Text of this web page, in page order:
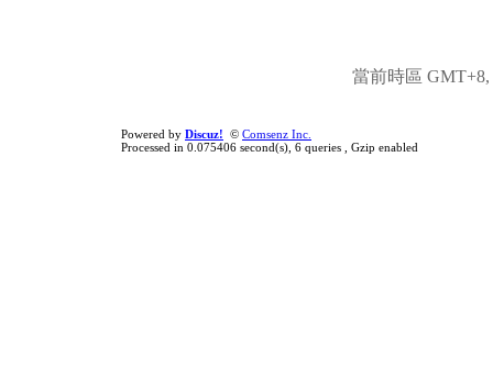
當前時區 GMT+8,
Powered by Discuz! © Comsenz Inc.
Processed in 0.075406 second(s), 6 queries , Gzip enabled